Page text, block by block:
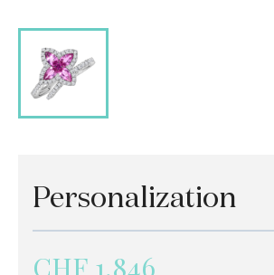
Personalization
CHF 1,846